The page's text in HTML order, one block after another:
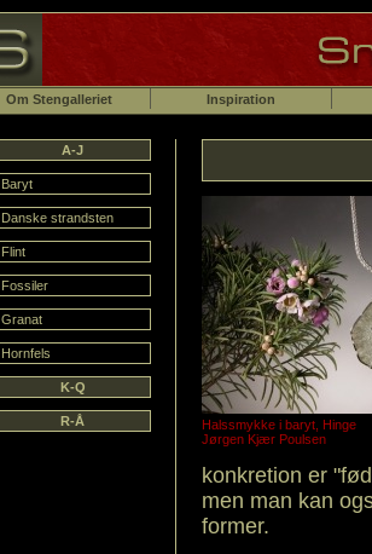
Om Stengalleriet Inspiration
A-J
Baryt
Danske strandsten
Flint
Fossiler
Granat
Hornfels
K-Q
R-Å
Halssmykke i baryt, Hinge
Jørgen Kjær Poulsen
konkretion er
men man kan
former.